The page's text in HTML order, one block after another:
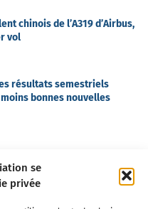
se
privée
chinois de l’A319 d’Airbus,
vol
résultats semestriels
bonnes nouvelles